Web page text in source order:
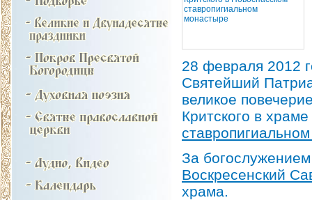
28 февраля 2012
Святейший
великое
Критского в
За
Воскресенский
храма.